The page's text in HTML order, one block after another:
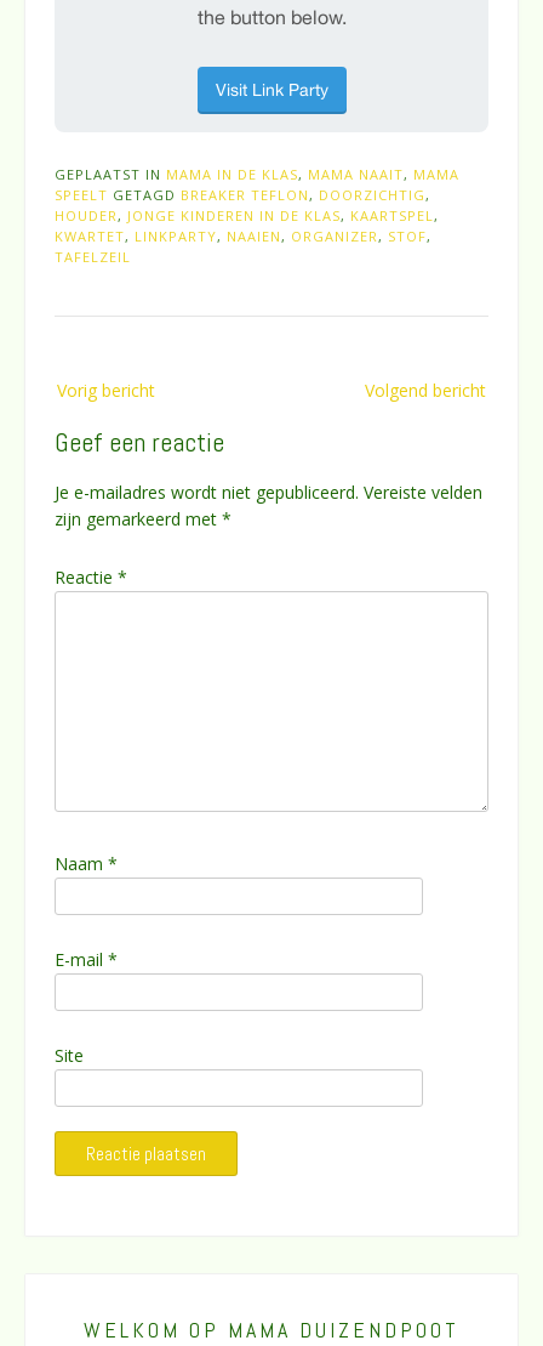
GEPLAATST IN MAMA IN DE KLAS, MAMA NAAIT, MAMA
SPEELT GETAGD BREAKER TEFLON, DOORZICHTIG,
HOUDER, JONGE KINDEREN IN DE KLAS, KAARTSPEL,
KWARTET, LINKPARTY, NAAIEN, ORGANIZER, STOF,
TAFELZEIL
navigatie
Vorig bericht Volgend bericht
Geef een reactie
Je e-mailadres wordt niet gepubliceerd. Vereiste velden
zijn gemarkeerd met *
Reactie *
Naam *
E-mail *
Site
WELKOM OP MAMA DUIZENDPOOT